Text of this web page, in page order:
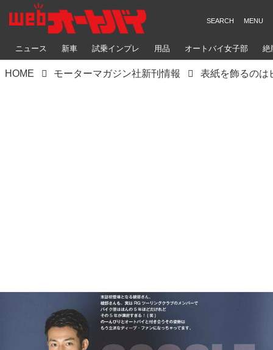
ニュース 新車 試乗インプレ 用品 オートバイ女子部 絶
HOME モーターマガジン社新刊情報